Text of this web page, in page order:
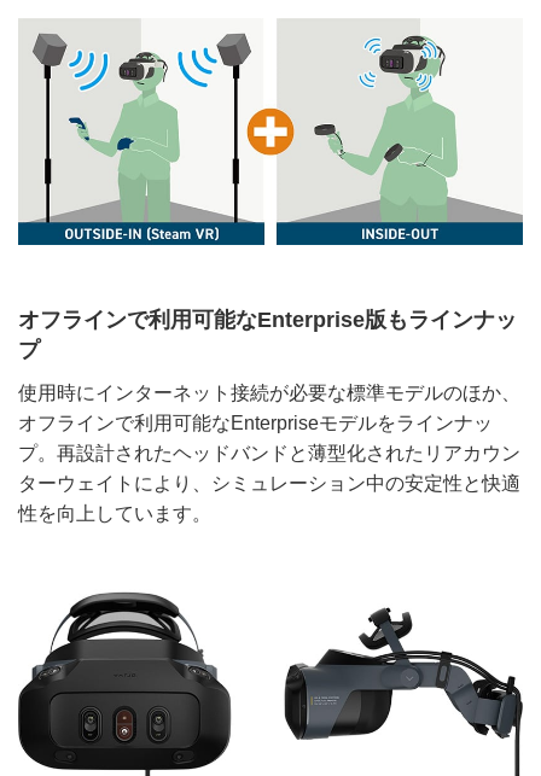
オフラインで利用可能なEnterprise版もラインナッ
プ
使用時にインターネット接続が必要な標準モデルのほか、
オフラインで利用可能なEnterpriseモデルをラインナッ
プ。再設計されたヘッドバンドと薄型化されたリアカウン
ターウェイトにより、シミュレーション中の安定性と快適
性を向上しています。